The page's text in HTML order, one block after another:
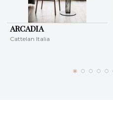
ARCADIA
Cattelan Italia